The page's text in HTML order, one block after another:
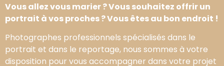
Vous allez vous marier ? Vous souhaitez offrir un
portrait à vos proches ? Vous êtes au bon endroit !
Photographes professionnels spécialisés dans le
portrait et dans le reportage, nous sommes à votre
disposition pour vous accompagner dans votre projet